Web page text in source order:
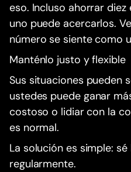
eso. Incluso ahorrar
uno puede acercarlos.
número se siente como
Manténlo justo y flexible
Sus situaciones pueden
ustedes puede ganar
costoso o lidiar con la
es normal.
La solución es simple:
regularmente.